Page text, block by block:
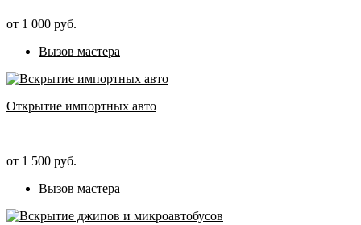
от 1 000 руб.
Вызов мастера
Открытие импортных авто
от 1 500 руб.
Вызов мастера